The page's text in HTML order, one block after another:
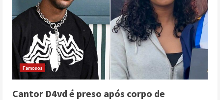
Famosos
Cantor D4vd é preso após corpo de